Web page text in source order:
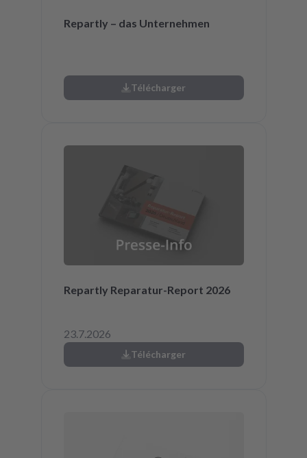
Repartly – das Unternehmen
Télécharger
Repartly Reparatur-Report 2026
23.7.2026
Télécharger